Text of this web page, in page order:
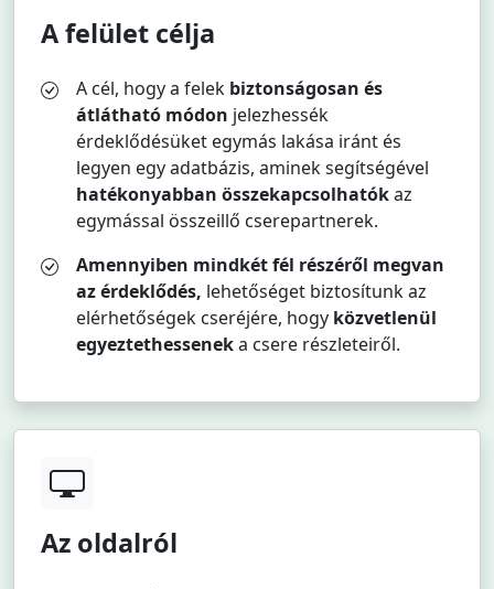
A felület célja
A cél, hogy a felek biztonságosan és
átlátható módon jelezhessék
érdeklődésüket egymás lakása iránt és
legyen egy adatbázis, aminek segítségével
hatékonyabban összekapcsolhatókaz
egymással összeillő cserepartnerek.
Amennyiben mindkét fél részéről megvan
az érdeklődés, lehetőséget biztosítunk az
elérhetőségek cseréjére, hogy közvetlenül
egyeztethesseneka csere részleteiről.
Az oldalról